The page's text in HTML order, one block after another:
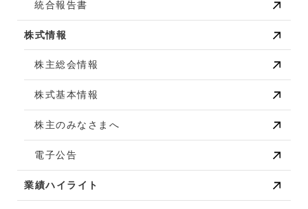
統合報告書
株式情報
株主総会情報
株式基本情報
株主のみなさまへ
電子公告
業績ハイライト